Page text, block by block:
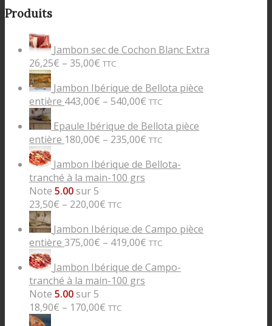
Produits
Jambon sec de Cochon Blanc Extra
26,25€ – 35,00€ TTC
Jambon Ibérique de Bellota pièce
entière 443,00€ – 540,00€ TTC
Epaule Ibérique de Bellota pièce
entière 180,00€ – 235,00€ TTC
Jambon Ibérique de Bellota-
tranché à la main-100 grs
Note 5.00sur 5
23,50€ – 220,00€ TTC
Jambon Ibérique de Campo pièce
entière 375,00€ – 419,00€ TTC
Jambon Ibérique de Campo-
tranché à la main-100 grs
Note 5.00sur 5
18,90€ – 170,00€ TTC